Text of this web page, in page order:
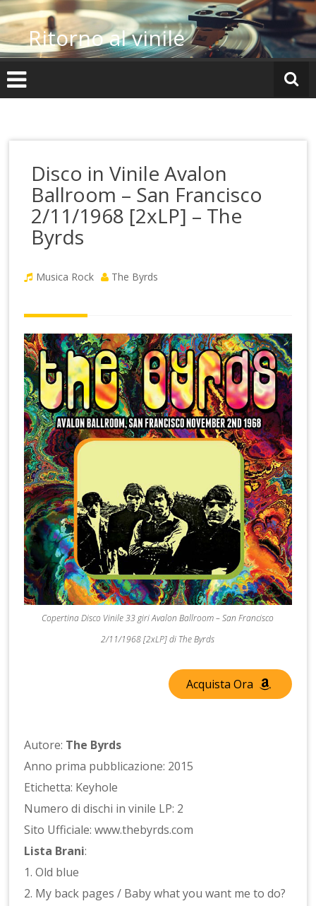
Vai
al
contenutoRitorno al vinile
Disco in Vinile Avalon
Ballroom – San Francisco
2/11/1968 [2xLP] – The
Byrds
Musica Rock The Byrds
Copertina Disco Vinile 33 giri Avalon Ballroom – San Francisco
2/11/1968 [2xLP] di The Byrds
Acquista Ora
Autore: The Byrds
Anno prima pubblicazione: 2015
Etichetta: Keyhole
Numero di dischi in vinile LP: 2
Sito Ufficiale: www.thebyrds.com
Lista Brani:
1. Old blue
2. My back pages / Baby what you want me to do?